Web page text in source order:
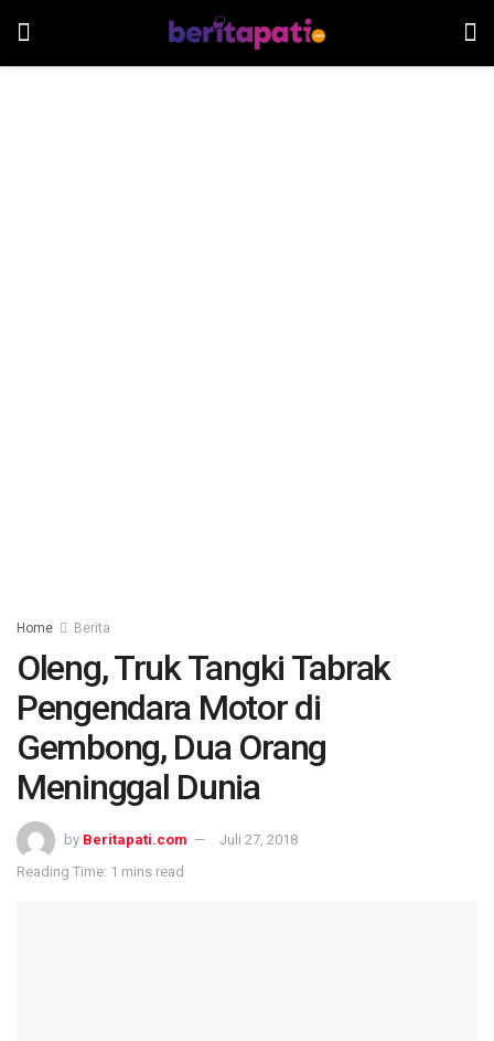
Home Berita
Oleng, Truk Tangki Tabrak
Pengendara Motor di
Gembong, Dua Orang
Meninggal Dunia
by Beritapati.com
Juli 27, 2018
Reading Time: 1 mins read